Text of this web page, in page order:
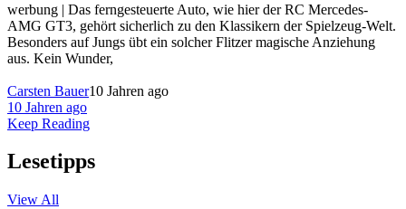
werbung | Das ferngesteuerte Auto, wie hier der RC Mercedes-
AMG GT3, gehört sicherlich zu den Klassikern der Spielzeug-Welt.
Besonders auf Jungs übt ein solcher Flitzer magische Anziehung
aus. Kein Wunder,
Carsten Bauer10 Jahren ago
10 Jahren ago
Keep Reading
Lesetipps
View All